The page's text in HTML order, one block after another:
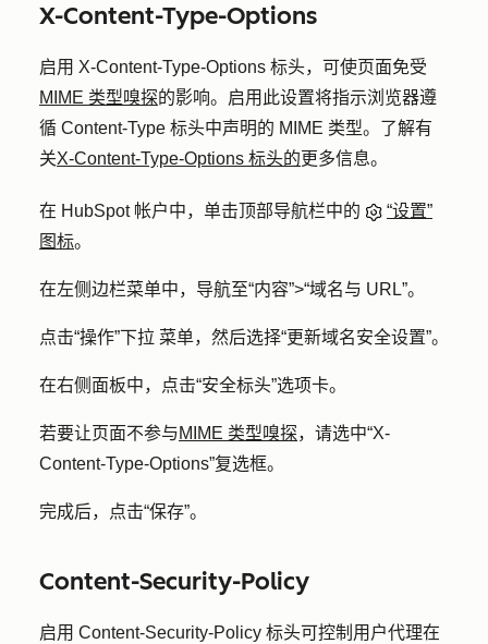
X-Content-Type-Options
启用 X-Content-Type-Options 标头，可使页面免受
MIME 类型嗅探的影响。启用此设置将指示浏览器遵
循 Content-Type 标头中声明的 MIME 类型。了解有
关X-Content-Type-Options 标头的更多信息。
在 HubSpot 帐户中，单击顶部导航栏中的
“设置”
图标。
在左侧边栏菜单中，导航至“内容”>“域名与 URL”。
点击“操作”下拉 菜单，然后选择“更新域名安全设置”。
在右侧面板中，点击“安全标头”选项卡。
若要让页面不参与MIME 类型嗅探，请选中“X-
Content-Type-Options”复选框。
完成后，点击“保存”。
Content-Security-Policy
启用 Content-Security-Policy 标头可控制用户代理在